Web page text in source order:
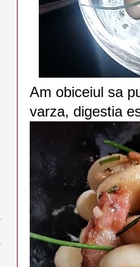
Am obiceiul sa
varza, digestia